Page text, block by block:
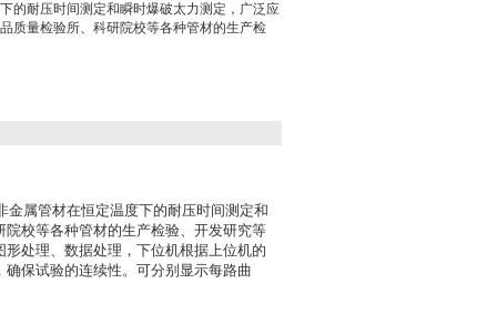
的耐压时间测定和瞬时爆破太力测定，广泛应
质量检验所、科研院校等各种管材的生产检
属管材在恒定温度下的耐压时间测定和
校等各种管材的生产检验、开发研究等
处理、数据处理，下位机根据上位机的
保试验的连续性。可分别显示每路曲